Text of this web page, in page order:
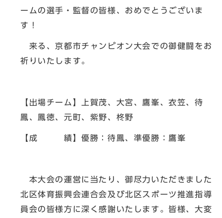
ームの選手・監督の皆様、おめでとうございま
す！
来る、京都市チャンピオン大会での御健闘をお
祈りいたします。
【出場チーム】上賀茂、大宮、鷹峯、衣笠、待
鳳、鳳徳、元町、紫野、柊野
【成 績】優勝：待鳳、準優勝：鷹峯
本大会の運営に当たり、御尽力いただきました
北区体育振興会連合会及び北区スポーツ推進指導
員会の皆様方に深く感謝いたします。皆様、大変